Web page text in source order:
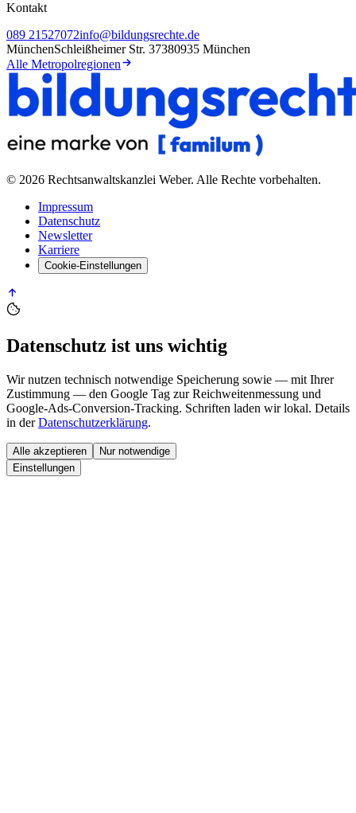
Kontakt
089 21527072info@bildungsrechte.de
MünchenSchleißheimer Str. 37380935 München
Alle Metropolregionen
© 2026 Rechtsanwaltskanzlei Weber. Alle Rechte vorbehalten.
Impressum
Datenschutz
Newsletter
Karriere
Cookie-Einstellungen
Datenschutz ist uns wichtig
Wir nutzen technisch notwendige Speicherung sowie — mit Ihrer
Zustimmung — den Google Tag zur Reichweitenmessung und
Google-Ads-Conversion-Tracking. Schriften laden wir lokal. Details
in der Datenschutzerklärung.
Alle akzeptieren
Nur notwendige
Einstellungen